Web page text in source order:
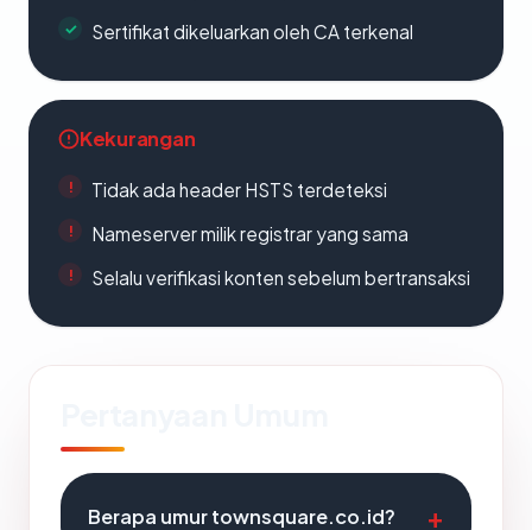
Sertifikat dikeluarkan oleh CA terkenal
Kekurangan
Tidak ada header HSTS terdeteksi
Nameserver milik registrar yang sama
Selalu verifikasi konten sebelum bertransaksi
Berapa umur townsquare.co.id?